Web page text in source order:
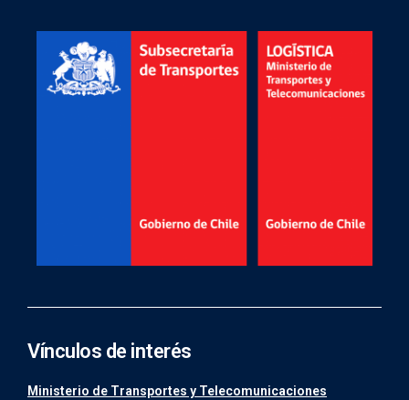
Vínculos de interés
Ministerio de Transportes y Telecomunicaciones